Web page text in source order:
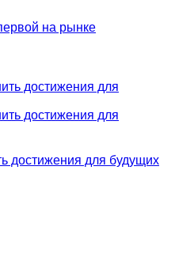
на рынке
достижения для будущих